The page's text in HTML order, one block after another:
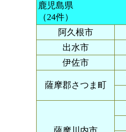
鹿児島県
（24件）
阿久根市
出水市
伊佐市
薩摩郡さつま町